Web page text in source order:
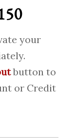
your
button to
or Credit